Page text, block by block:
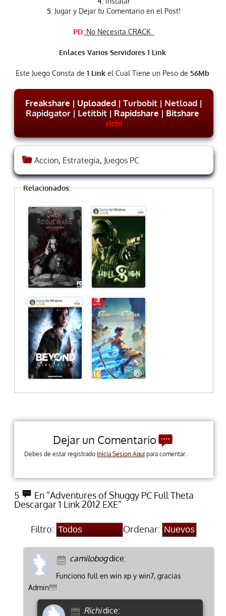
5. Jugar y Dejar tu Comentario en el Post!
PD:No Necesita CRACK
Enlaces Varios Servidores 1 Link
Este Juego Consta de1 Link el Cual Tiene un Peso de 56Mb
Freakshare | Uploaded | Turbobit| Netload|
Rapidgator | Letitbit | Rapidshare | Bitshare
richi
Accion, Estrategia, Juegos PC
Relacionados:
Dejar un Comentario
Debes de estar registrado Inicia Sesion Aqui para comentar.
5
En “Adventures of Shuggy PC Full Theta
Descargar 1 Link 2012 EXE”
Filtro: Ordenar:
camilobogdice:
Funciono full en win xp y win7, gracias
Admin!!!!
Richidice: